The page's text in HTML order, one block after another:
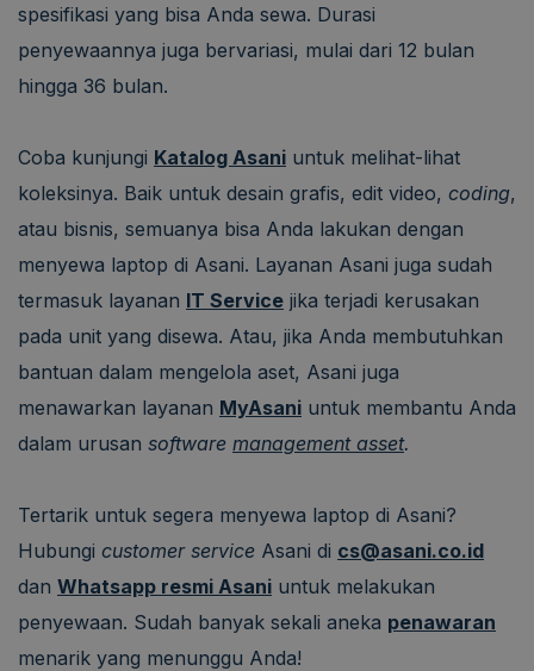
spesifikasi yang bisa Anda sewa. Durasi
penyewaannya juga bervariasi, mulai dari 12 bulan
hingga 36 bulan.
Coba kunjungi Katalog Asani untuk melihat-lihat
koleksinya. Baik untuk desain grafis, edit video, coding,
atau bisnis, semuanya bisa Anda lakukan dengan
menyewa laptop di Asani. Layanan Asani juga sudah
termasuk layanan IT Service jika terjadi kerusakan
pada unit yang disewa. Atau, jika Anda membutuhkan
bantuan dalam mengelola aset, Asani juga
menawarkan layanan MyAsani untuk membantu Anda
dalam urusan software management asset.
Tertarik untuk segera menyewa laptop di Asani?
Hubungi customer service Asani di cs@asani.co.id
dan Whatsapp resmi Asani untuk melakukan
penyewaan. Sudah banyak sekali aneka penawaran
menarik yang menunggu Anda!